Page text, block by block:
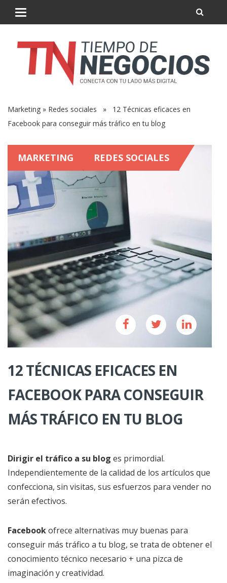
Marketing » Redes sociales » 12 Técnicas eficaces en
Facebook para conseguir más tráfico en tu blog
MARKETING REDES SOCIALES
12 TÉCNICAS EFICACES EN
FACEBOOK PARA CONSEGUIR
MÁS TRÁFICO EN TU BLOG
Dirigir el tráfico a su blog es primordial.
Independientemente de la calidad de los artículos que
confecciona, sin visitas, sus esfuerzos para vender no
serán efectivos.
Facebookofrece alternativas muy buenas para
conseguir más tráfico a tu blog, se trata de obtener el
conocimiento técnico necesario + una pizca de
imaginación y creatividad.